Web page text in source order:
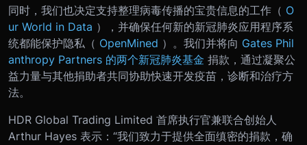
同时，我们也决定支持整理病毒传播的宝贵信息的工作（ O
ur World in Data ），并确保任何新的新冠肺炎应用程序系
统都能保护隐私（ OpenMined ）。我们并将向 Gates Phil
anthropy Partners 的两个新冠肺炎基金 捐款，通过凝聚公
益力量与其他捐助者共同协助快速开发疫苗，诊断和治疗方
法。
HDR Global Trading Limited 首席执行官兼联合创始人
Arthur Hayes 表示：“我们致力于提供全面缜密的捐款，确